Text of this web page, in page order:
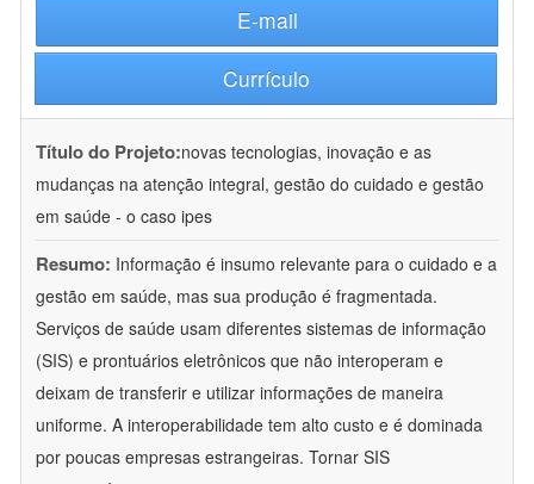
E-mail
Currículo
Título do Projeto:novas tecnologias, inovação e as
mudanças na atenção integral, gestão do cuidado e gestão
em saúde - o caso ipes
Resumo: Informação é insumo relevante para o cuidado e a
gestão em saúde, mas sua produção é fragmentada.
Serviços de saúde usam diferentes sistemas de informação
(SIS) e prontuários eletrônicos que não interoperam e
deixam de transferir e utilizar informações de maneira
uniforme. A interoperabilidade tem alto custo e é dominada
por poucas empresas estrangeiras. Tornar SIS